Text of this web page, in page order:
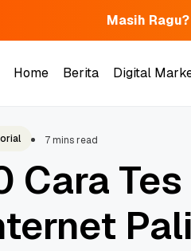
Masih
Home Berita Digital
7 mins read
Cara